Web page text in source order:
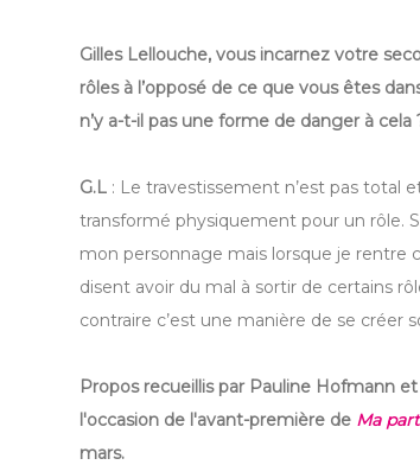
Gilles Lellouche, vous incarnez votre
rôles à l’opposé de ce que vous êtes
n’y a-t-il pas une forme de danger à cela
G.L : Le travestissement n’est pas total
transformé physiquement pour un rôle.
mon personnage mais lorsque je rentre
disent avoir du mal à sortir de certains
contraire c’est une manière de se créer
Propos recueillis par Pauline Hofmann et
l'occasion de l'avant-première de Ma
mars.